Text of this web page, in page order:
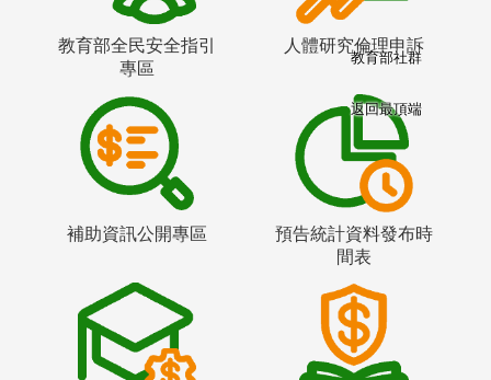
教育部全民安全指引
專區
人體研究倫理申訴
補助資訊公開專區
預告統計資料發布時
間表
教育部社群
返回最頂端